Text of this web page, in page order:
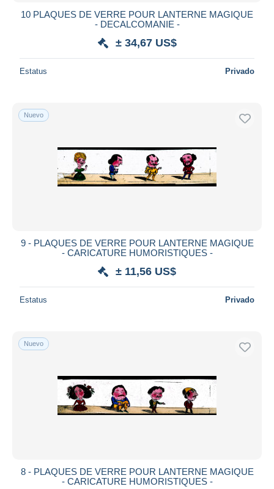
10 PLAQUES DE VERRE POUR LANTERNE MAGIQUE
- DECALCOMANIE -
± 34,67 US$
Estatus Privado
Nuevo
9 - PLAQUES DE VERRE POUR LANTERNE MAGIQUE
- CARICATURE HUMORISTIQUES -
± 11,56 US$
Estatus Privado
Nuevo
8 - PLAQUES DE VERRE POUR LANTERNE MAGIQUE
- CARICATURE HUMORISTIQUES -